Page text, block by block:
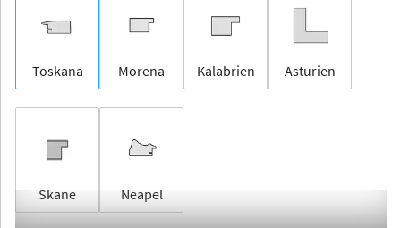
Toskana Morena Kalabrien Asturien
Skane Neapel